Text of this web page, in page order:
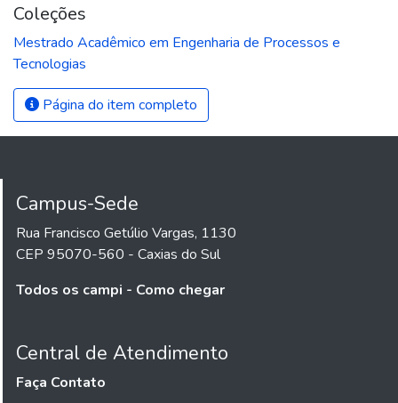
Coleções
Mestrado Acadêmico em Engenharia de Processos e
Tecnologias
Página do item completo
Campus-Sede
Rua Francisco Getúlio Vargas, 1130
CEP 95070-560 - Caxias do Sul
Todos os campi - Como chegar
Central de Atendimento
Faça Contato